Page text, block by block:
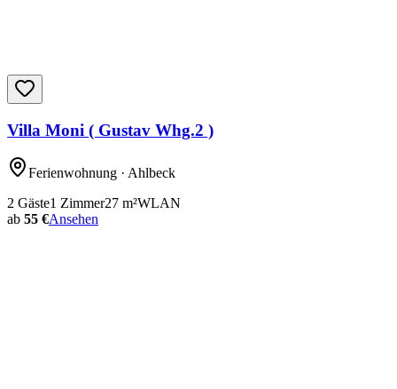
Villa Moni ( Gustav Whg.2 )
Ferienwohnung · Ahlbeck
2 Gäste1 Zimmer27 m²WLAN
ab 55 €Ansehen